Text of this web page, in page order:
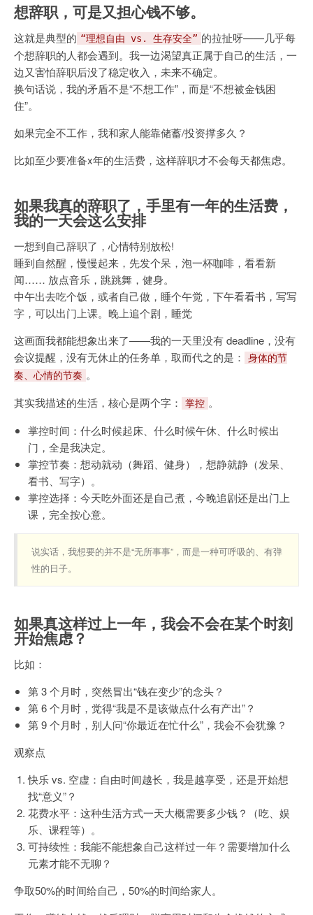
想辞职，可是又担心钱不够。
这就是典型的 “理想自由 vs. 生存安全” 的拉扯呀——几乎每
个想辞职的人都会遇到。我一边渴望真正属于自己的生活，一
边又害怕辞职后没了稳定收入，未来不确定。
换句话说，我的矛盾不是“不想工作”，而是“不想被金钱困
住”。
如果完全不工作，我和家人能靠储蓄/投资撑多久？
比如至少要准备x年的生活费，这样辞职才不会每天都焦虑。
如果我真的辞职了，手里有一年的生活费，
我的一天会这么安排
一想到自己辞职了，心情特别放松!
睡到自然醒，慢慢起来，先发个呆，泡一杯咖啡，看看新
闻…… 放点音乐，跳跳舞，健身。
中午出去吃个饭，或者自己做，睡个午觉，下午看看书，写写
字，可以出门上课。晚上追个剧，睡觉
这画面我都能想象出来了——我的一天里没有 deadline，没有
会议提醒，没有无休止的任务单，取而代之的是：
身体的节
奏、心情的节奏 。
其实我描述的生活，核心是两个字：
掌控 。
掌控时间：什么时候起床、什么时候午休、什么时候出
门，全是我决定。
掌控节奏：想动就动（舞蹈、健身），想静就静（发呆、
看书、写字）。
掌控选择：今天吃外面还是自己煮，今晚追剧还是出门上
课，完全按心意。
说实话，我想要的并不是“无所事事”，而是一种可呼吸的、有弹
性的日子。
如果真这样过上一年，我会不会在某个时刻
开始焦虑？
比如：
第 3 个月时，突然冒出“钱在变少”的念头？
第 6 个月时，觉得“我是不是该做点什么有产出”？
第 9 个月时，别人问“你最近在忙什么”，我会不会犹豫？
观察点
快乐 vs. 空虚：自由时间越长，我是越享受，还是开始想
找“意义”？
花费水平：这种生活方式一天大概需要多少钱？（吃、娱
乐、课程等）。
可持续性：我能不能想象自己这样过一年？需要增加什么
元素才能不无聊？
争取50%的时间给自己，50%的时间给家人。